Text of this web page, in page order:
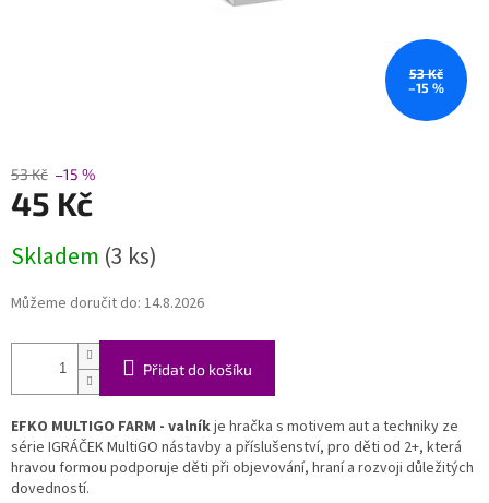
53 Kč
–15 %
53 Kč –15 %
45 Kč
cena:
Skladem (3 ks)
Můžeme doručit do: 14.8.2026
Přidat do košíku
EFKO MULTIGO FARM - valníkje hračka s motivem aut a techniky ze
série IGRÁČEK MultiGO nástavby a příslušenství, pro děti od 2+, která
hravou formou podporuje děti při objevování, hraní a rozvoji důležitých
dovedností.